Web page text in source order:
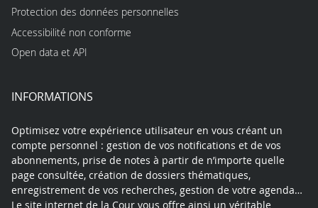
Protection des données personnelles
Accessibilité non conforme
Open data et API
INFORMATIONS
Optimisez votre expérience utilisateur en vous créant un
compte personnel : gestion de vos notifications et de vos
abonnements, prise de notes à partir de n’importe quelle
page consultée, création de dossiers thématiques,
enregistrement de vos recherches, gestion de votre agenda…
Le site internet de la Cour vous offre ainsi un véritable